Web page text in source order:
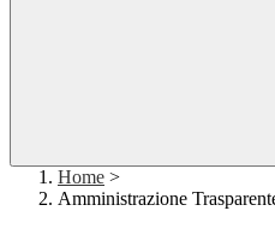
Home >
Amministrazione